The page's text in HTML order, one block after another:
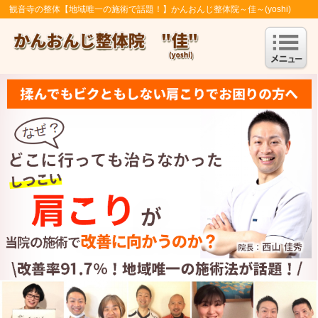
観音寺の整体【地域唯一の施術で話題！】かんおんじ整体院～佳～(yoshi)